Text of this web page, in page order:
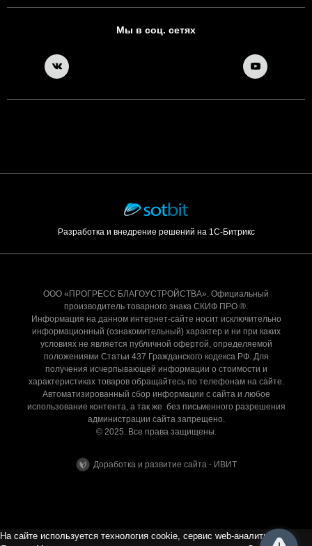
Мы в соц. сетях
Разработка и внедрение решений на 1С-Битрикс
ООО «ПРОГРЕСС БЛАГОУСТРОЙСТВА». Официальный
производитель товарного знака СКИФ ПРО ®.
Информация на данном интернет-сайте носит исключительно
информационный (ознакомительный) характер и ни при каких
условиях не является публичной офертой, определяемой
положениями Статьи 437 Гражданского кодекса РФ. Для
получения исчерпывающей информации о стоимости и
характеристиках товаров обращайтесь по телефонам на сайте.
Автоматизированный сбор информации с сайта и любое
использование контента, а так же без письменного разрешения
администрации сайта запрещено.
© 2025. Все права защищены.
Доработка и развитие сайта - ИВИТ
На сайте используется технология cookie, сервис web-аналитики